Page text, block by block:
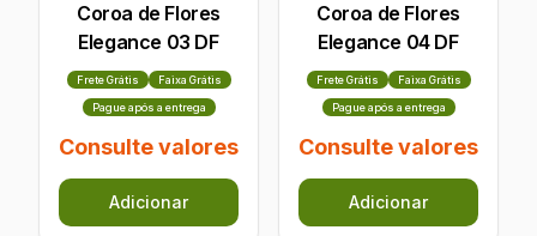
Coroa de Flores
Elegance 03 DF
Frete Grátis Faixa Grátis
Pague após a entrega
Consulte valores
Adicionar
Coroa de Flores
Elegance 04 DF
Frete Grátis Faixa Grátis
Pague após a entrega
Consulte valores
Adicionar